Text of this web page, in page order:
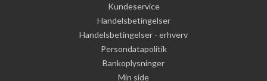
Kundeservice
Handelsbetingelser
Handelsbetingelser - erhverv
Persondatapolitik
Bankoplysninger
Min side